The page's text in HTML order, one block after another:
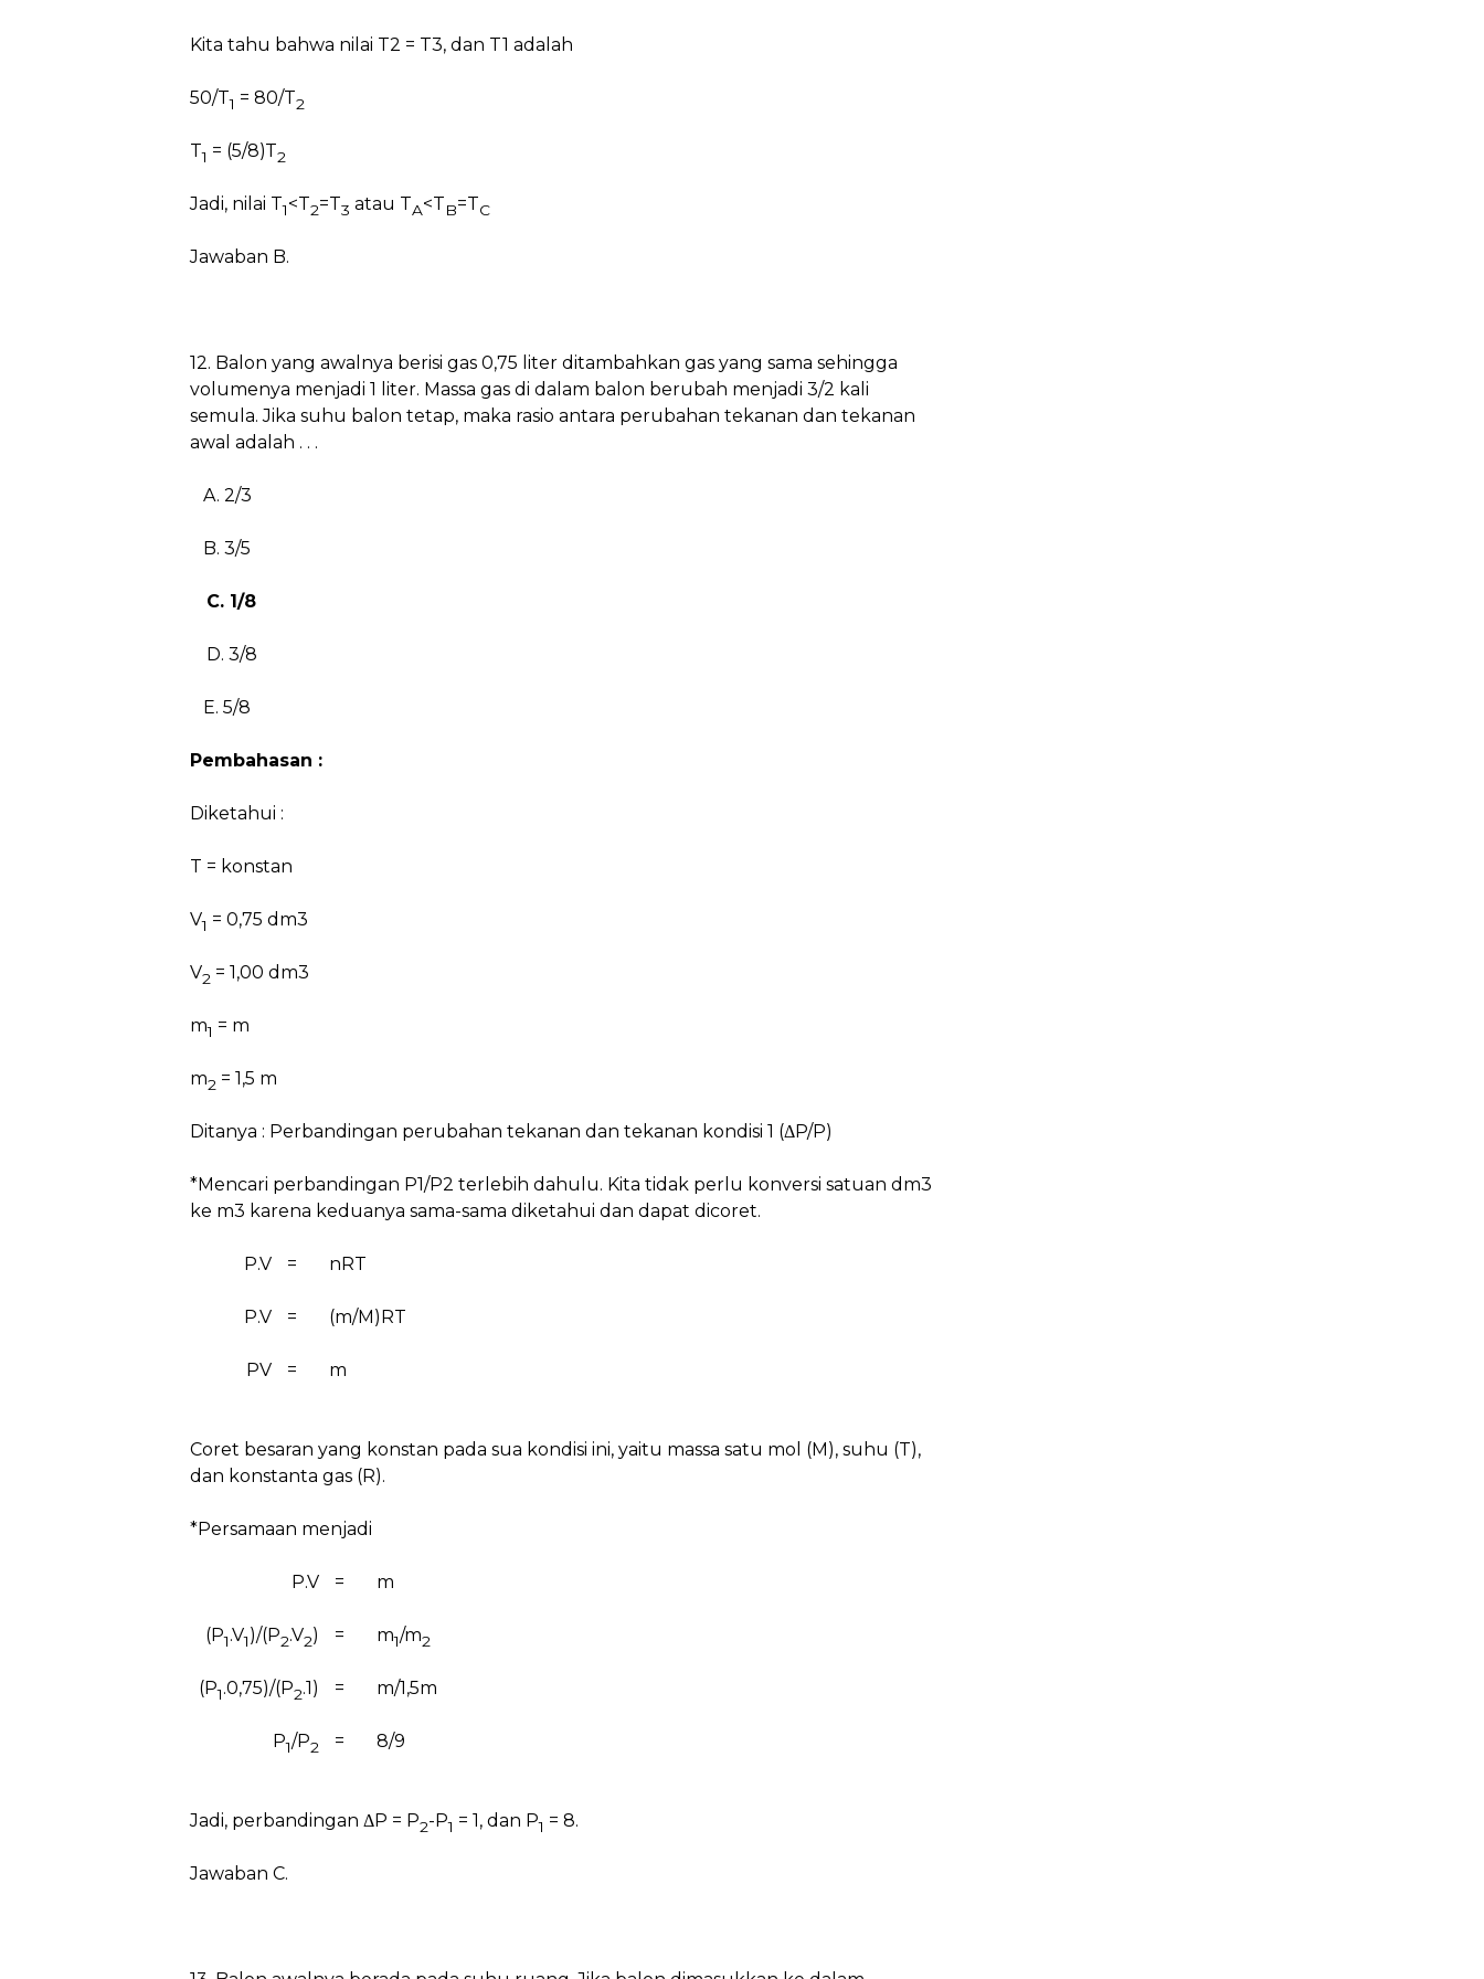
Kita tahu bahwa nilai T2 = T3, dan T1 adalah
50/T1 = 80/T2
T1 = (5/8)T2
Jadi, nilai T1<T2=T3 atau TA<TB=TC
Jawaban B.
12. Balon yang awalnya berisi gas 0,75 liter ditambahkan gas yang sama sehingga
volumenya menjadi 1 liter. Massa gas di dalam balon berubah menjadi 3/2 kali
semula. Jika suhu balon tetap, maka rasio antara perubahan tekanan dan tekanan
awal adalah . . .
A. 2/3
B. 3/5
C. 1/8
D. 3/8
E. 5/8
Pembahasan :
Diketahui :
T = konstan
V1 = 0,75 dm3
V2 = 1,00 dm3
m1 = m
m2 = 1,5 m
Ditanya : Perbandingan perubahan tekanan dan tekanan kondisi 1 (ΔP/P)
*Mencari perbandingan P1/P2 terlebih dahulu. Kita tidak perlu konversi satuan dm3
ke m3 karena keduanya sama-sama diketahui dan dapat dicoret.
P.V = nRT
P.V = (m/M)RT
PV = m
Coret besaran yang konstan pada sua kondisi ini, yaitu massa satu mol (M), suhu (T),
dan konstanta gas (R).
*Persamaan menjadi
P.V = m
(P1.V1)/(P2.V2) = m1/m2
(P1.0,75)/(P2.1) = m/1,5m
P1/P2 = 8/9
Jadi, perbandingan ΔP = P2-P1 = 1, dan P1 = 8.
Jawaban C.